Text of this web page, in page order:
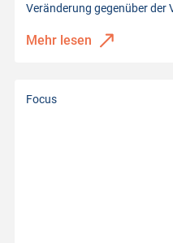
Veränderung gegenüber der
Mehr lesen
Focus